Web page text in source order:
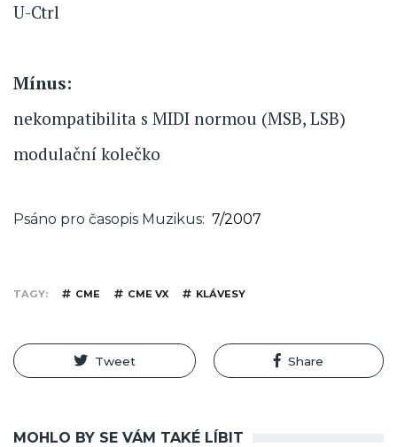
U-Ctrl
Mínus:
nekompatibilita s MIDI normou (MSB, LSB)
modulační kolečko
Psáno pro časopis Muzikus 7/2007
TAGY CME CME VX KLÁVESY
Tweet Share
MOHLO BY SE VÁM TAKÉ LÍBIT